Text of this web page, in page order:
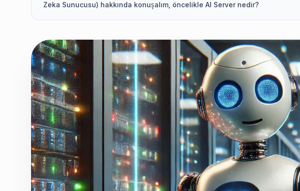
Zeka Sunucusu) hakkında konuşalım, öncelikle AI Server nedir?